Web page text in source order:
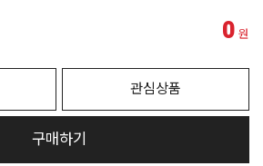
0 원
관심상품
구매하기